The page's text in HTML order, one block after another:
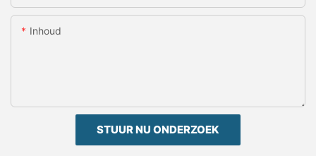
Inhoud
STUUR NU ONDERZOEK